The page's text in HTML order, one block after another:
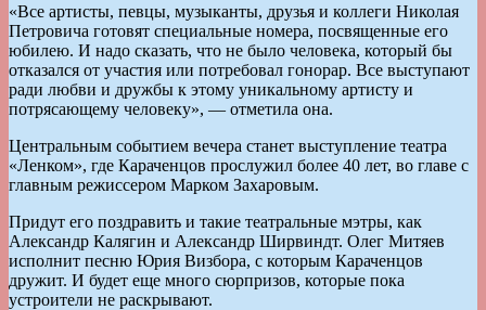
«Все артисты, певцы, музыканты, друзья и коллеги Николая
Петровича готовят специальные номера, посвященные его
юбилею. И надо сказать, что не было человека, который бы
отказался от участия или потребовал гонорар. Все выступают
ради любви и дружбы к этому уникальному артисту и
потрясающему человеку», — отметила она.
Центральным событием вечера станет выступление театра
«Ленком», где Караченцов прослужил более 40 лет, во главе с
главным режиссером Марком Захаровым.
Придут его поздравить и такие театральные мэтры, как
Александр Калягин и Александр Ширвиндт. Олег Митяев
исполнит песню Юрия Визбора, с которым Караченцов
дружит. И будет еще много сюрпризов, которые пока
устроители не раскрывают.